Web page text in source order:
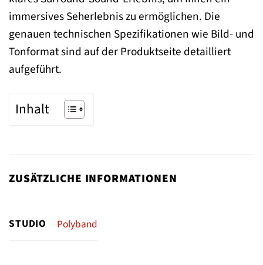
immersives Seherlebnis zu ermöglichen. Die
genauen technischen Spezifikationen wie Bild- und
Tonformat sind auf der Produktseite detailliert
aufgeführt.
Inhalt
ZUSÄTZLICHE INFORMATIONEN
STUDIO Polyband